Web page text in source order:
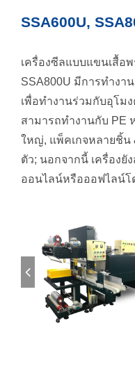
SSA600U,
เครื่องซีลแบบแขนเสื้อ
SSA800U มีการทำง
เพื่อทำงานร่วมกับอุโม
สามารถทำงานกับ PE
ใหญ่, แพ็คเกจหลายชิ้น
ตัว; นอกจากนี้ เครื่องยั
ออนไลน์หรือออฟไลน์โ